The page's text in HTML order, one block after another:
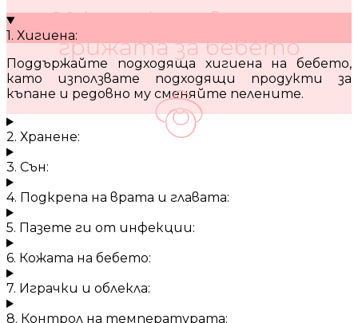
10 кратки съвета за
грижата за бебето
1. Хигиена:
Поддържайте подходяща хигиена на бебето,
като използвате подходящи продукти за
къпане и редовно му сменяйте пелените.
2. Хранене:
3. Сън:
4. Подкрепа на врата и главата:
5. Пазете ги от инфекции:
6. Кожата на бебето:
7. Играчки и облекла:
8. Контрол на температурата: